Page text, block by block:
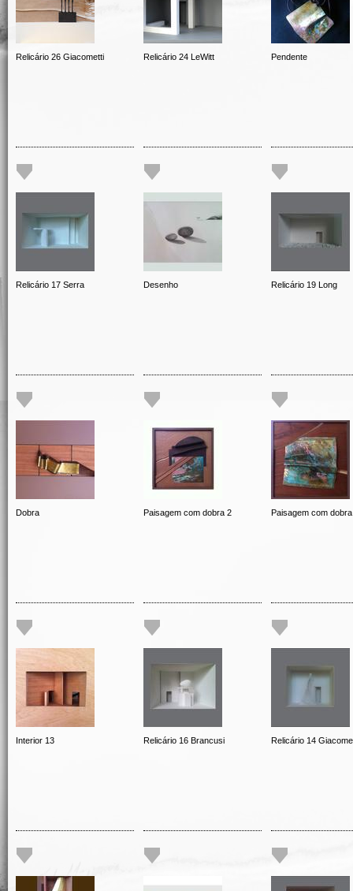
Relicário 26 Giacometti Relicário 24 LeWitt Pendente
Relicário 17 Serra Desenho Relicário 19 Long
Dobra Paisagem com dobra 2 Paisagem com
Interior 13 Relicário 16 Brancusi Relicário 14